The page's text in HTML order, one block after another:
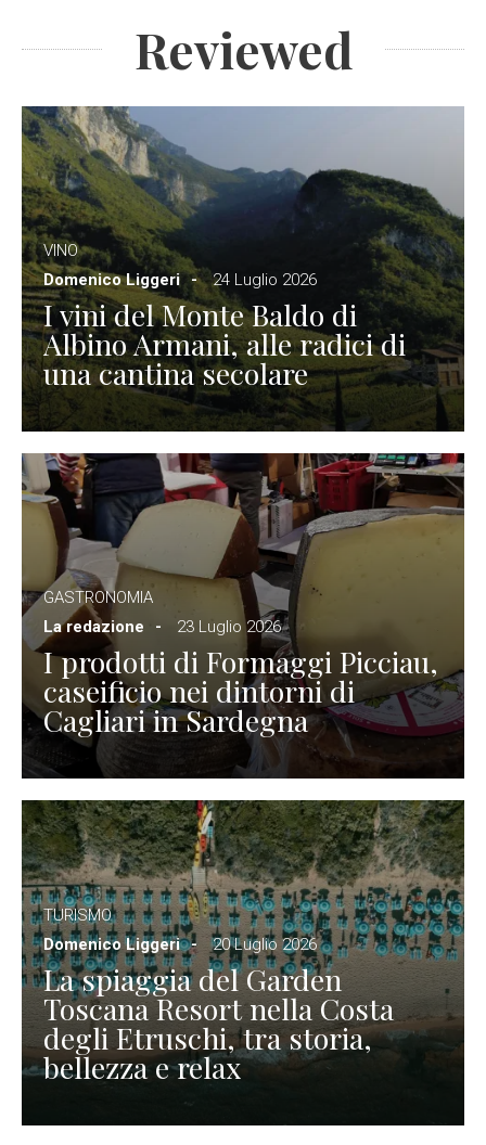
Reviewed
VINO
Domenico Liggeri
24 Luglio 2026
I vini del Monte Baldo di
Albino Armani, alle radici di
una cantina secolare
GASTRONOMIA
La redazione
23 Luglio 2026
I prodotti di Formaggi Picciau,
caseificio nei dintorni di
Cagliari in Sardegna
TURISMO
Domenico Liggeri
20 Luglio 2026
La spiaggia del Garden
Toscana Resort nella Costa
degli Etruschi, tra storia,
bellezza e relax